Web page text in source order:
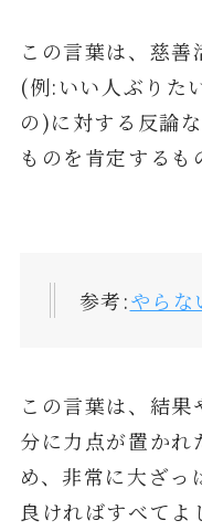
この言葉は、慈
(例:いい人ぶりた
の)に対する反論
ものを肯定する
参考:やらな
この言葉は、結
分に力点が置かれ
め、非常に大ざ
良ければすべてよ